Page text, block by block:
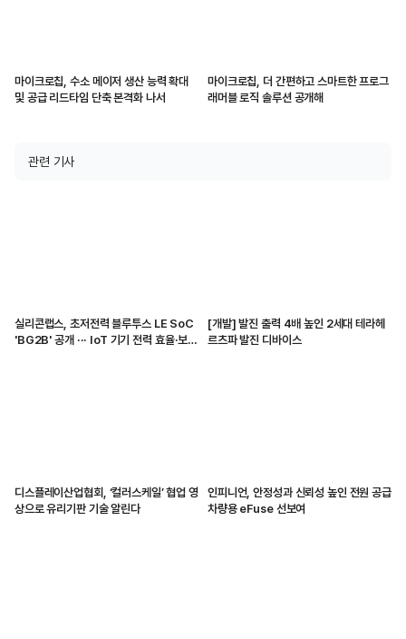
마이크로칩, 수소 메이저 생산 능력 확대
및 공급 리드타임 단축 본격화 나서
마이크로칩, 더 간편하고 스마트한 프로그
래머블 로직 솔루션 공개해
관련 기사
실리콘랩스, 초저전력 블루투스 LE SoC
'BG2B' 공개 ··· IoT 기기 전력 효율·보안
[개발] 발진 출력 4배 높인 2세대 테라헤
르츠파 발진 디바이스
디스플레이산업협회, ‘컬러스케일’ 협업 영
상으로 유리기판 기술 알린다
인피니언, 안정성과 신뢰성 높인 전원 공급
차량용 eFuse 선보여